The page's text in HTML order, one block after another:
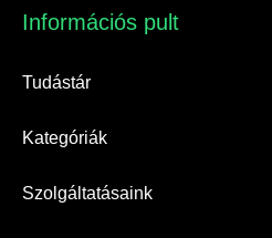
Információs pult​
Tudástár
Kategóriák
Szolgáltatásaink